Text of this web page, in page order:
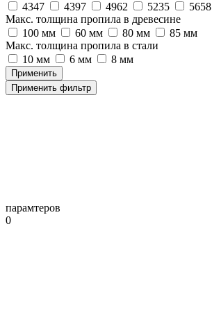
4347
4397 4962 5235
5658
Макс. толщина пропила в древесине
100 мм
60 мм 80 мм
85 мм
Макс. толщина пропила в стали
10 мм
6 мм 8 мм
Применить фильтр
парамтеров
0